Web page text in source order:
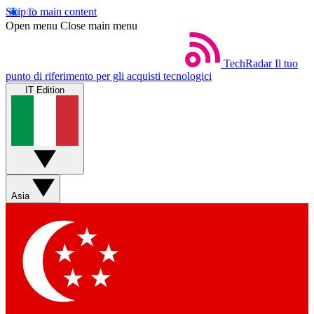
Skip to main content
Open menu Close main menu
TechRadar Il tuo
punto di riferimento per gli acquisti tecnologici
IT Edition
Asia